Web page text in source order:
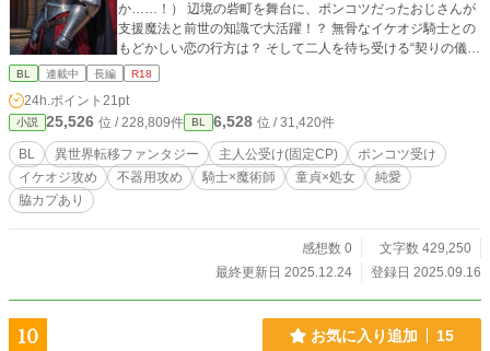
か……！） 辺境の砦町を舞台に、ポンコツだったおじさんが
支援魔法と前世の知識で大活躍！？ 無骨なイケオジ騎士との
もどかしい恋の行方は？ そして二人を待ち受ける“契りの儀
式”とは一体―― ノーテンキで奥手（ムッツリ）な主人公と不
い、異世界スローライフ・ラブコメディです。 脇カプも充
実！ 夢魔×純情青年、豪傑オヤジ×元貴族青年など、様々なカ
ップリングで物語を彩ります。 ※BLというより“ガチ”に分類
される内容かもしれませんが、男性向けとして登録するのも
どうかと思い、BLのカテゴリにさせていただいております。
施。誤字などあったらごめんなさい。ご指摘いただけますと
BL 連載中 長編 R18
24h.ポイント 21pt
小説 25,526 位 / 228,809件 BL 6,528 位 / 31,420件
BL 異世界転移ファンタジー 主人公受け(固定CP)
ポンコツ受け
イケオジ攻め
不器用攻め 騎士×魔術師 童貞×処女
純愛
脇カプあり
感想数 0
文字数 429,250
最終更新日 2025.12.24
登録日 2025.09.16
10 お気に入り追加 15